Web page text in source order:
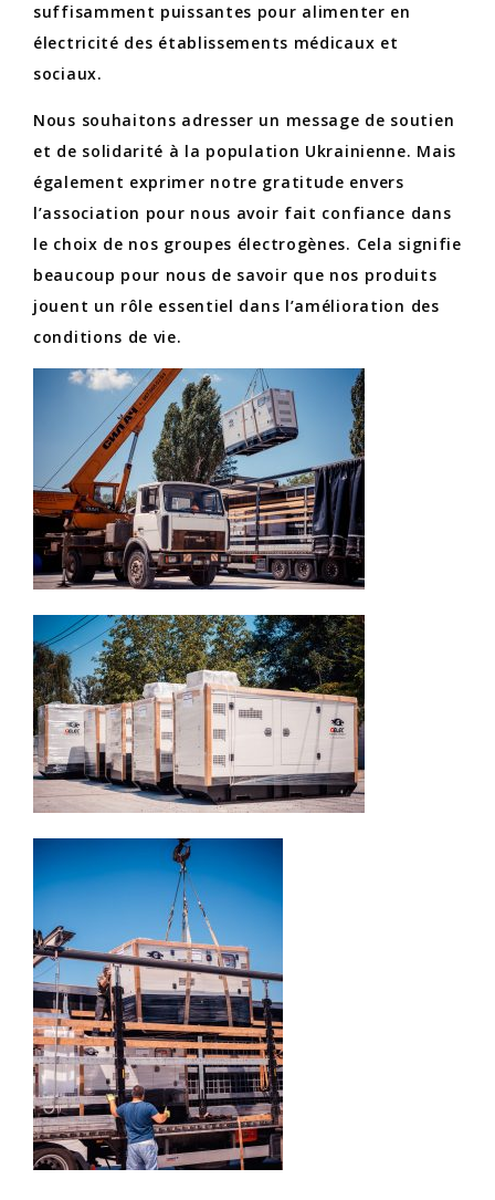
suffisamment puissantes pour alimenter en
électricité des établissements médicaux et
sociaux.
Nous souhaitons adresser un message de soutien
et de solidarité à la population Ukrainienne. Mais
également exprimer notre gratitude envers
l’association pour nous avoir fait confiance dans
le choix de nos groupes électrogènes. Cela signifie
beaucoup pour nous de savoir que nos produits
jouent un rôle essentiel dans l’amélioration des
conditions de vie.